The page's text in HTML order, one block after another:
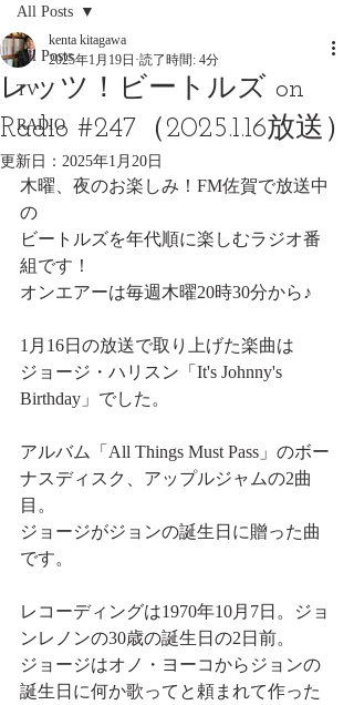
All Posts
TV
RADIO
All Posts
レッツ！ビートルズ on
Radio #247（2025.1.16放送）
kenta kitagawa
2025年1月19日 読了時間: 4分
更新日： 2025年1月20日
木曜、夜のお楽しみ！FM佐賀で放送中
の
ビートルズを年代順に楽しむラジオ番
組です！
オンエアーは毎週木曜20時30分から♪
1月16日の放送で取り上げた楽曲は
ジョージ・ハリスン「It's Johnny's
Birthday」でした。
アルバム「All Things Must Pass」のボー
ナスディスク、アップルジャムの2曲
目。
ジョージがジョンの誕生日に贈った曲
です。
レコーディングは1970年10月7日。ジョ
ンレノンの30歳の誕生日の2日前。
ジョージはオノ・ヨーコからジョンの
誕生日に何か歌ってと頼まれて作った